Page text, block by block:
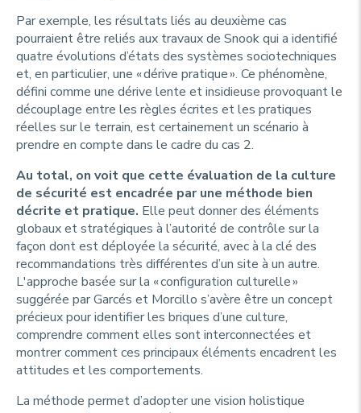
Par exemple, les résultats liés au deuxième cas
pourraient être reliés aux travaux de Snook qui a identifié
quatre évolutions d’états des systèmes sociotechniques
et, en particulier, une « dérive pratique ». Ce phénomène,
défini comme une dérive lente et insidieuse provoquant le
découplage entre les règles écrites et les pratiques
réelles sur le terrain, est certainement un scénario à
prendre en compte dans le cadre du cas 2.
Au total, on voit que cette évaluation de la culture
de sécurité est encadrée par une méthode bien
décrite et pratique. Elle peut donner des éléments
globaux et stratégiques à l’autorité de contrôle sur la
façon dont est déployée la sécurité, avec à la clé des
recommandations très différentes d’un site à un autre.
L'approche basée sur la « configuration culturelle »
suggérée par Garcés et Morcillo s’avère être un concept
précieux pour identifier les briques d’une culture,
comprendre comment elles sont interconnectées et
montrer comment ces principaux éléments encadrent les
attitudes et les comportements.
La méthode permet d’adopter une vision holistique